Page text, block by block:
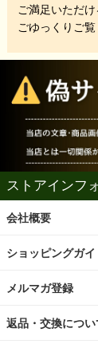
ご満足いただ
ごゆっくりご覧
ストアインフ
会社概要
ショッピングガイ
メルマガ登録
返品・交換につい